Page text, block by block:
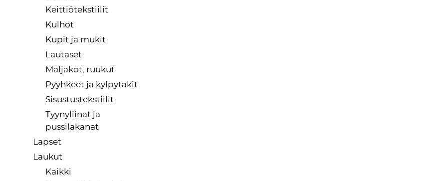
Keittiötekstiilit
Kulhot
Kupit ja mukit
Lautaset
Maljakot, ruukut
Pyyhkeet ja kylpytakit
Sisustustekstiilit
Tyynyliinat ja
pussilakanat
Lapset
Laukut
Kaikki